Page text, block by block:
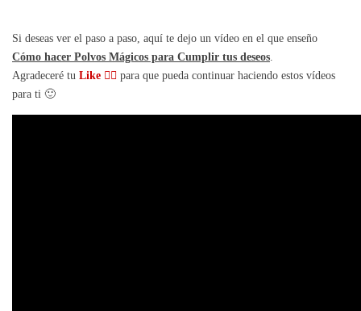
Si deseas ver el paso a paso, aquí te dejo un vídeo en el que enseño
Cómo hacer Polvos Mágicos para Cumplir tus deseos.
Agradeceré tu Like 👍🏼 para que pueda continuar haciendo estos vídeos
para ti 🙂